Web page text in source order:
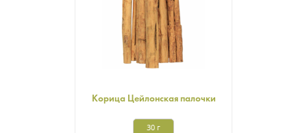
Корица Цейлонская палочки
30 г